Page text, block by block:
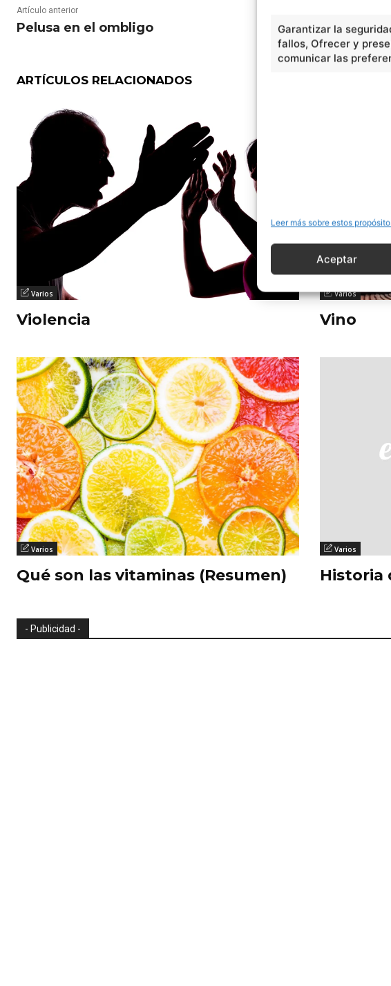
Garantizar la
fallos, Ofrecer y
comunicar las
Leer más sobre estos
Aceptar
Artículo anterior
Pelusa en el ombligo
ARTÍCULOS RELACIONADOS
Varios
Violencia
Varios
Vino
Varios
Qué son las vitaminas (Resumen)
Varios
Historia
- Publicidad -